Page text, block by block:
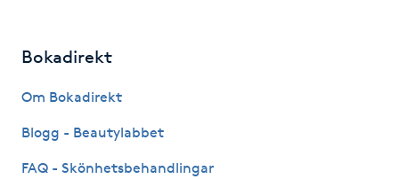
HIFU
Bokadirekt
Om Bokadirekt
Blogg - Beautylabbet
FAQ - Skönhetsbehandlingar